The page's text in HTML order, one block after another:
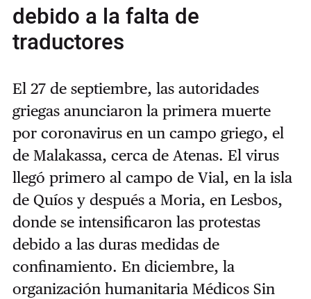
debido a la falta de
traductores
El 27 de septiembre, las autoridades
griegas anunciaron la primera muerte
por coronavirus en un campo griego, el
de Malakassa, cerca de Atenas. El virus
llegó primero al campo de Vial, en la isla
de Quíos y después a Moria, en Lesbos,
donde se intensificaron las protestas
debido a las duras medidas de
confinamiento. En diciembre, la
organización humanitaria Médicos Sin